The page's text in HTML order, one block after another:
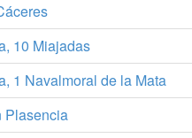
10 Miajadas
1 Navalmoral de la Mata
Plasencia